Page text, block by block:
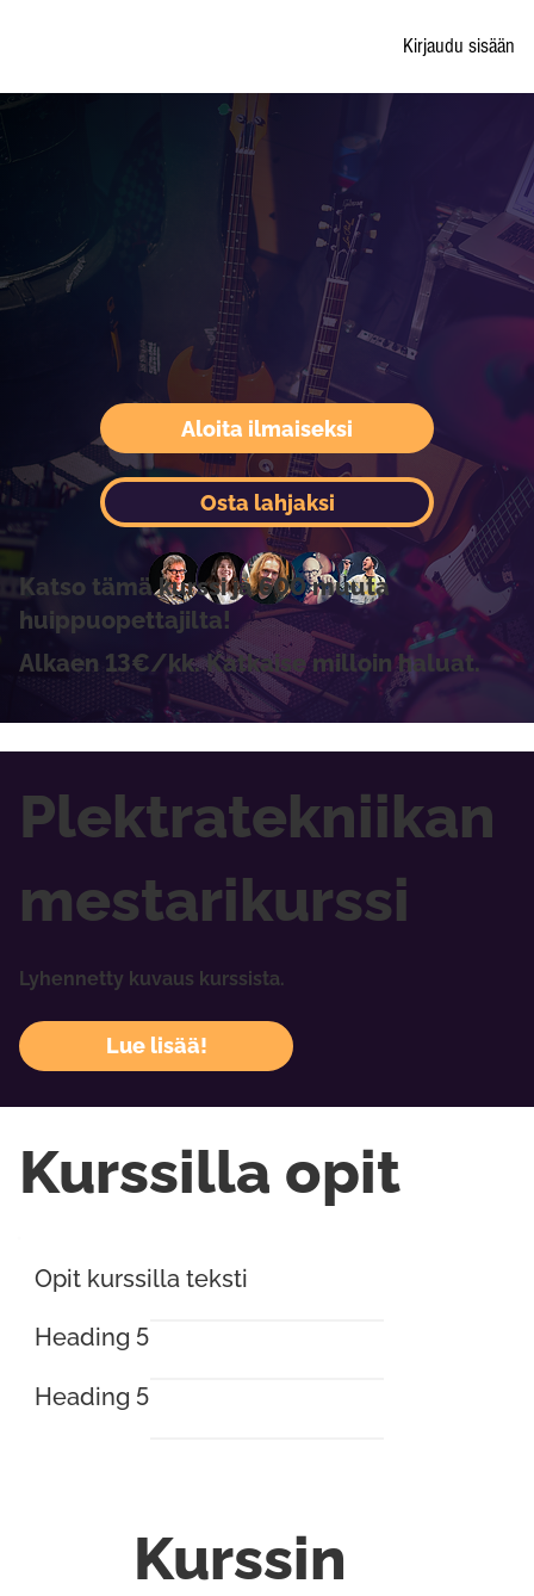
Kirjaudu sisään
Aloita ilmaiseksi
Katso tämä kurssi ja 600 muuta
huippuopettajilta!
Alkaen 13€/kk. Katkaise milloin haluat.
Osta lahjaksi
Plektratekniikan
mestarikurssi
Lyhennetty kuvaus kurssista.
Lue lisää!
Kurssilla opit
Opit kurssilla teksti
Heading 5
Heading 5
Kurssin